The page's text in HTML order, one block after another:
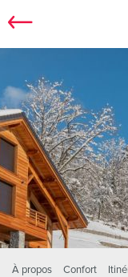
À propos Confort